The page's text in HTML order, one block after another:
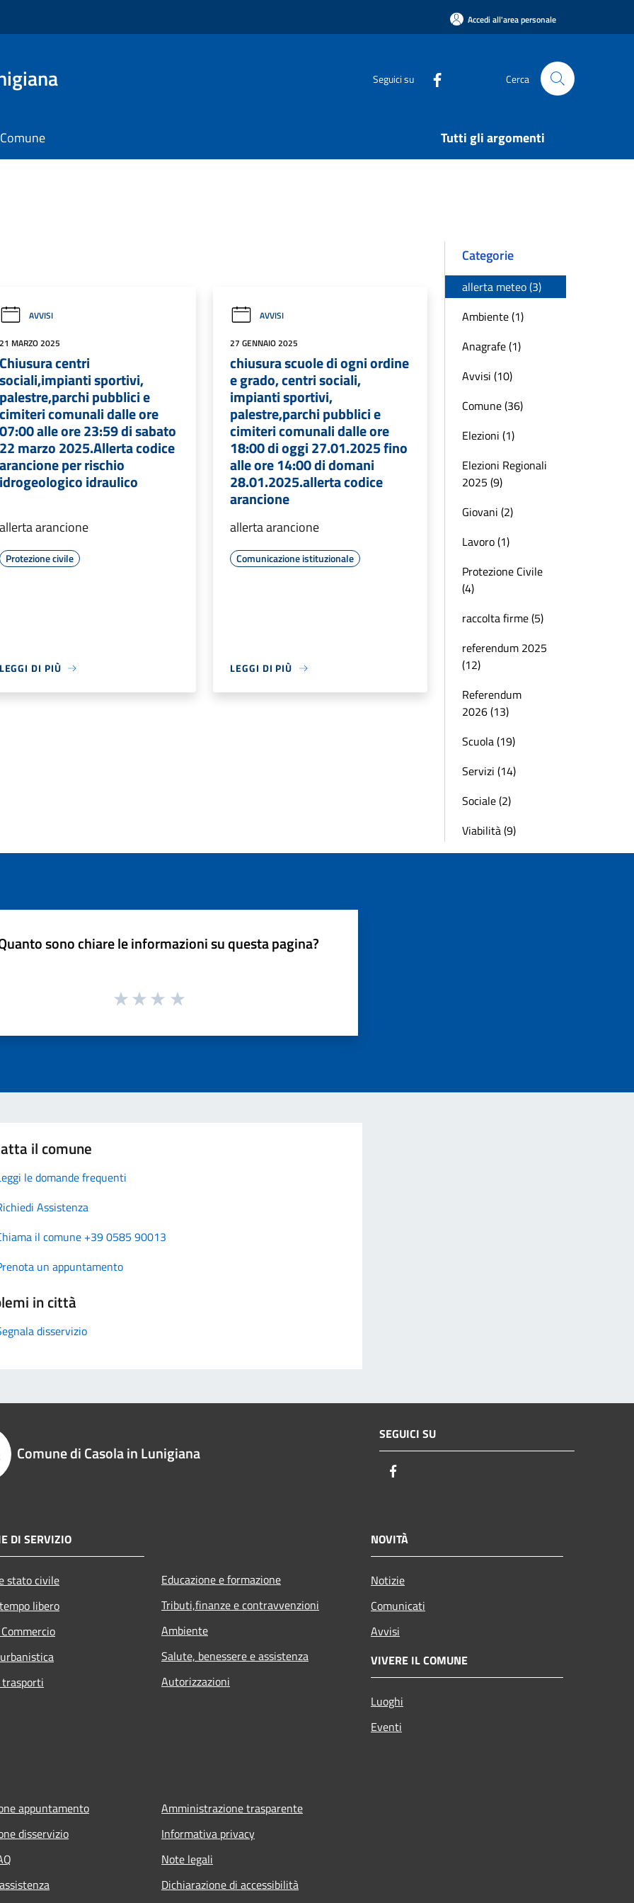
Accedi all'area personale
Seguici su Cerca
Tutti gli argomenti
AVVISI
MARZO 2025
centri
sportivi,
pubblici e
comunali dalle ore
alle ore 23:59 di sabato
marzo 2025.Allerta codice
per rischio
idraulico
arancione
Protezione civile
DI PIÙ
AVVISI
27 GENNAIO 2025
chiusura scuole di ogni ordine
e grado, centri sociali,
impianti sportivi,
palestre,parchi pubblici e
cimiteri comunali dalle ore
18:00 di oggi 27.01.2025 fino
alle ore 14:00 di domani
28.01.2025.allerta codice
arancione
allerta arancione
Comunicazione istituzionale
LEGGI DI PIÙ
Categorie
allerta meteo (3)
Ambiente (1)
Anagrafe (1)
Avvisi (10)
Comune (36)
Elezioni (1)
Elezioni Regionali
2025 (9)
Giovani (2)
Lavoro (1)
Protezione Civile
(4)
raccolta firme (5)
referendum 2025
(12)
Referendum
2026 (13)
Scuola (19)
Servizi (14)
Sociale (2)
Viabilità (9)
sono chiare le informazioni su questa pagina?
il comune
le domande frequenti
Assistenza
il comune +39 0585 90013
un appuntamento
in città
disservizio
Comune di Casola in Lunigiana
SEGUICI SU
DI SERVIZIO
stato civile
libero
Educazione e formazione
Tributi,finanze e contravvenzioni
Ambiente
Salute, benessere e assistenza
Autorizzazioni
NOVITÀ
Notizie
Comunicati
Avvisi
VIVERE IL COMUNE
Luoghi
Eventi
appuntamento
disservizio
Amministrazione trasparente
Informativa privacy
Note legali
Dichiarazione di accessibilità